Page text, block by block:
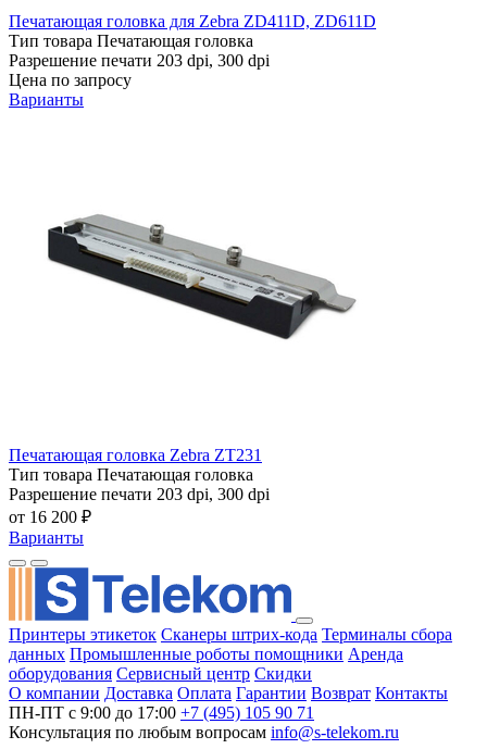
Печатающая головка для Zebra ZD411D, ZD611D
Тип товара Печатающая головка
Разрешение печати 203 dpi, 300 dpi
Цена по запросу
Варианты
Печатающая головка Zebra ZT231
Тип товара Печатающая головка
Разрешение печати 203 dpi, 300 dpi
от 16 200 ₽
Варианты
Принтеры этикеток Сканеры штрих-кода Терминалы сбора
данных Промышленные роботы помощники Аренда
оборудования Сервисный центр Скидки
О компании Доставка Оплата Гарантии Возврат Контакты
ПН-ПТ с 9:00 до 17:00 +7 (495) 105 90 71
Консультация по любым вопросам info@s-telekom.ru